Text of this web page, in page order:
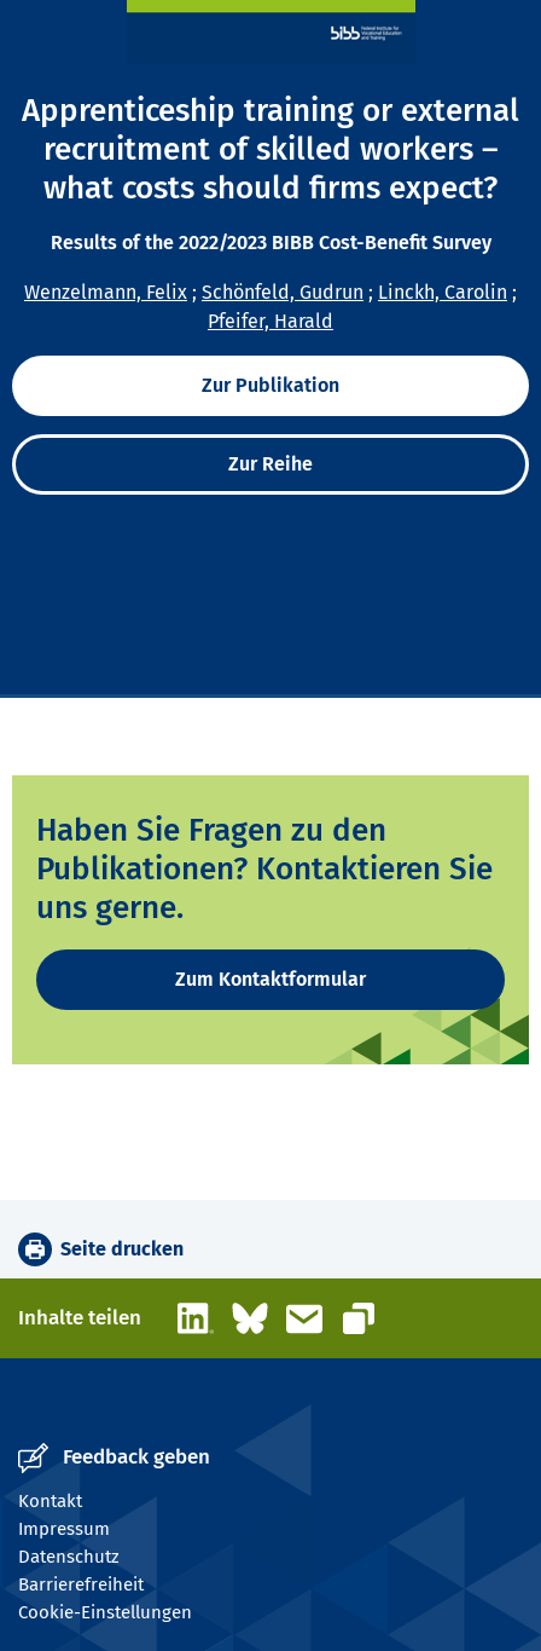
Apprenticeship training or external
recruitment of skilled workers –
what costs should firms expect?
Results of the 2022/2023 BIBB Cost-Benefit Survey
Wenzelmann, Felix ; Schönfeld, Gudrun ; Linckh, Carolin ;
Pfeifer, Harald
Zur Publikation
Zur Reihe
Haben Sie Fragen zu den
Publikationen? Kontaktieren Sie
uns gerne.
Zum Kontaktformular
Seite drucken
Inhalte teilen LinkedInBlueskyE-Mail
Link kopieren
Feedback geben
Kontakt
Impressum
Datenschutz
Barrierefreiheit
Cookie-Einstellungen